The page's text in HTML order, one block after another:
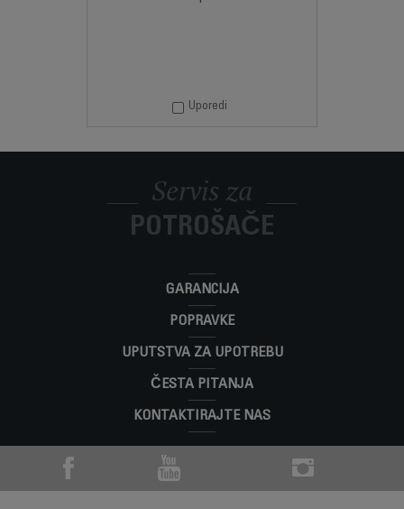
Uporedi
Servis za
POTROŠAČE
GARANCIJA
POPRAVKE
UPUTSTVA ZA UPOTREBU
ČESTA PITANJA
KONTAKTIRAJTE NAS